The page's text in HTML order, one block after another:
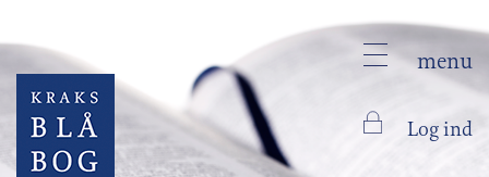
menu
Log ind